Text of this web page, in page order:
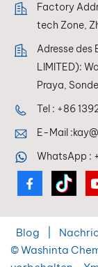
Lackierer
eine
Factory
tech Zone,
Adresse des
LIMITED):
Praya,
Tel : +86
E-Mail :
WhatsApp :
Blog
© Washinta